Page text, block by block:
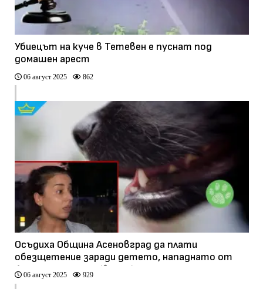
Убиецът на куче в Тетевен е пуснат под
домашен арест
06 август 2025 862
Осъдиха Община Асеновград да плати
обезщетение заради детето, нападнато от
бездомни кучета (видео)
06 август 2025 929